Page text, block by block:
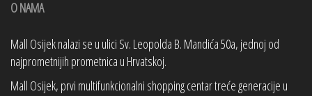
O NAMA
Mall Osijek nalazi se u ulici Sv. Leopolda B. Mandića 50a, jednoj od
najprometnijih prometnica u Hrvatskoj.
Mall Osijek, prvi multifunkcionalni shopping centar treće generacije u